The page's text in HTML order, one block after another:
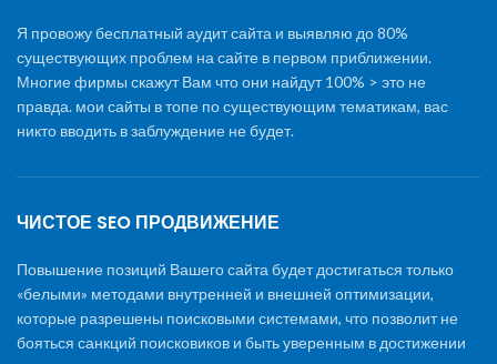
Я провожу бесплатный аудит сайта и выявляю до 80%
существующих проблем на сайте в первом приближении.
Многие фирмы скажут Вам что они найдут 100% > это не
правда. мои сайты в топе по существующим тематикам, вас
никто вводить в заблуждение не будет.
ЧИСТОЕ SEO ПРОДВИЖЕНИЕ
Повышение позиций Вашего сайта будет достигаться только
«белыми» методами внутренней и внешней оптимизации,
которые разрешены поисковыми системами, что позволит не
бояться санкций поисковиков и быть уверенным в достижении